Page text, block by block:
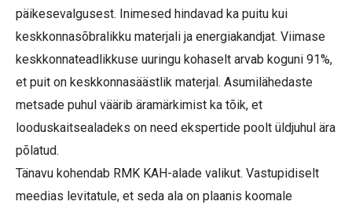
päikesevalgusest. Inimesed hindavad ka puitu kui
keskkonnasõbralikku materjali ja energiakandjat. Viimase
keskkonnateadlikkuse uuringu kohaselt arvab koguni 91%,
et puit on keskkonnasäästlik materjal. Asumilähedaste
metsade puhul väärib äramärkimist ka tõik, et
looduskaitsealadeks on need ekspertide poolt üldjuhul ära
põlatud.
Tänavu kohendab RMK KAH-alade valikut. Vastupidiselt
meedias levitatule, et seda ala on plaanis koomale